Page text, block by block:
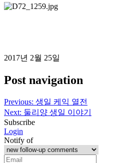
2017년 2월 25일
Post navigation
Previous: 생일 케익 열전
Next: 둘리양 생일 이야기
Subscribe
Login
Notify of